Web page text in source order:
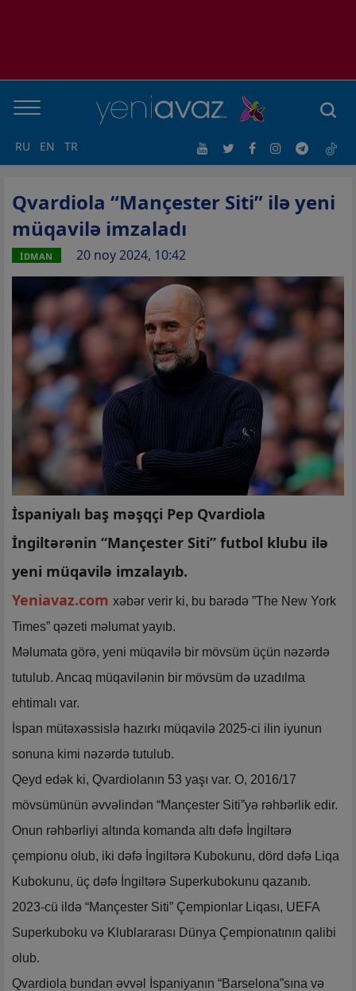
RU EN TR
Qvardiola “Mançester Siti” ilə yeni
müqavilə imzaladı
İDMAN 20 noy 2024, 10:42
İspaniyalı baş məşqçi Pep Qvardiola
İngiltərənin “Mançester Siti” futbol klubu ilə
yeni müqavilə imzalayıb.
Yeniavaz.com xəbər verir ki, bu barədə ”The New York
Times” qəzeti məlumat yayıb.
Məlumata görə, yeni müqavilə bir mövsüm üçün nəzərdə
tutulub. Ancaq müqavilənin bir mövsüm də uzadılma
ehtimalı var.
İspan mütəxəssislə hazırkı müqavilə 2025-ci ilin iyunun
sonuna kimi nəzərdə tutulub.
Qeyd edək ki, Qvardiolanın 53 yaşı var. O, 2016/17
mövsümünün əvvəlindən “Mançester Siti”yə rəhbərlik edir.
Onun rəhbərliyi altında komanda altı dəfə İngiltərə
çempionu olub, iki dəfə İngiltərə Kubokunu, dörd dəfə Liqa
Kubokunu, üç dəfə İngiltərə Superkubokunu qazanıb.
2023-cü ildə “Mançester Siti” Çempionlar Liqası, UEFA
Superkuboku və Klublararası Dünya Çempionatının qalibi
olub.
Qvardiola bundan əvvəl İspaniyanın “Barselona”sına və